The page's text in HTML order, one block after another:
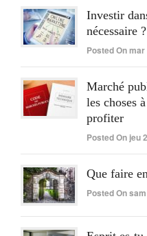
Investir
nécessaire ?
Posted On
Marché
les choses
profiter
Posted On jeu
Que faire
Posted On